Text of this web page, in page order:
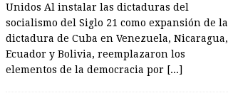
Unidos Al instalar las dictaduras del
socialismo del Siglo 21 como expansión de la
dictadura de Cuba en Venezuela, Nicaragua,
Ecuador y Bolivia, reemplazaron los
elementos de la democracia por [...]